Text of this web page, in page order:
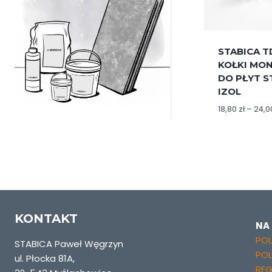
STABICA
KOŁKI
DO PŁYT
IZOL
18,80 zł –
KONTAKT
STABICA Paweł Węgrzyn
ul. Płocka 81A,
NA